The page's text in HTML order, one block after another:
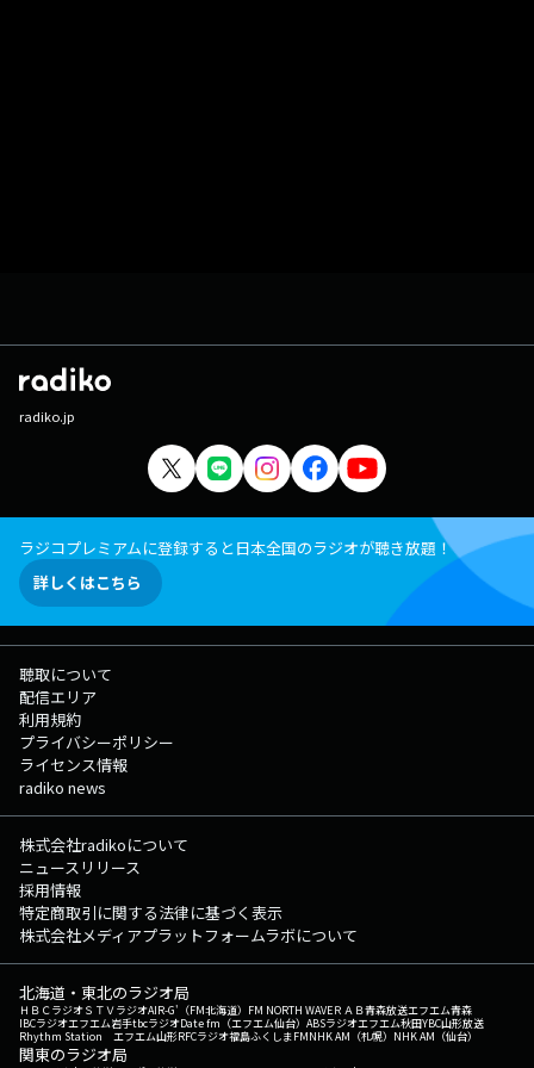
radiko.jp
ラジコプレミアムに登録すると日本全国のラジオが聴き放題！
詳しくはこちら
聴取について
配信エリア
利用規約
プライバシーポリシー
ライセンス情報
radiko news
株式会社radikoについて
ニュースリリース
採用情報
特定商取引に関する法律に基づく表示
株式会社メディアプラットフォームラボについて
北海道・東北のラジオ局
ＨＢＣラジオＳＴＶラジオAIR-G'（FM北海道） FM NORTH WAVEＲＡＢ青森放送エフエム青森
IBCラジオエフエム岩手tbcラジオDate fm（エフエム仙台） ABSラジオエフエム秋田YBC山形放送
Rhythm Station エフエム山形RFCラジオ福島ふくしまFMNHK AM（札幌） NHK AM（仙台）
関東のラジオ局